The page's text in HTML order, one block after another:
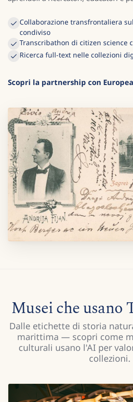
Collaborazione transfrontaliera
condiviso
Transcribathon di citizen science
Ricerca full-text nelle collezioni
Scopri la partnership con
Musei che usano
Dalle etichette di storia
marittima — scopri come
culturali usano l'AI per
collezioni.